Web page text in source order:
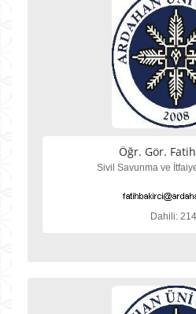
Öğr. Gör. Fatih
Sivil Savunma ve
Dahili: